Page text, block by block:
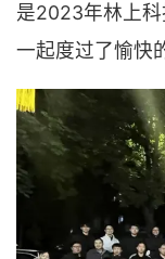
是2023年林上
一起度过了愉快